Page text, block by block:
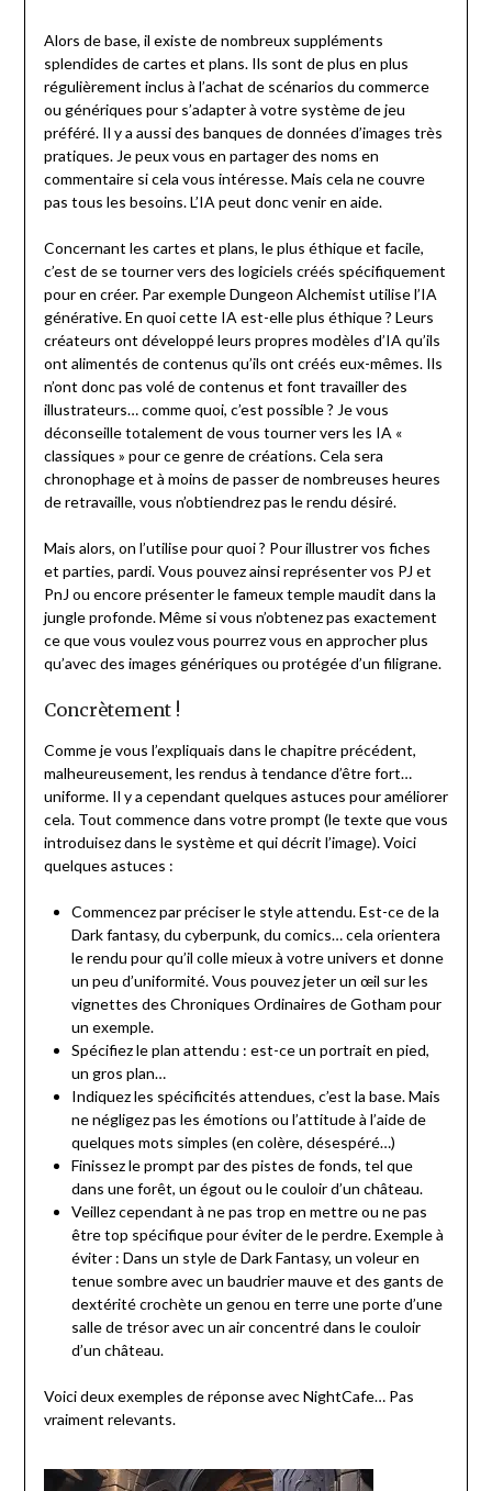
Alors de base, il existe de nombreux suppléments
splendides de cartes et plans. Ils sont de plus en plus
régulièrement inclus à l’achat de scénarios du commerce
ou génériques pour s’adapter à votre système de jeu
préféré. Il y a aussi des banques de données d’images très
pratiques. Je peux vous en partager des noms en
commentaire si cela vous intéresse. Mais cela ne couvre
pas tous les besoins. L’IA peut donc venir en aide.
Concernant les cartes et plans, le plus éthique et facile,
c’est de se tourner vers des logiciels créés spécifiquement
pour en créer. Par exemple Dungeon Alchemist utilise l’IA
générative. En quoi cette IA est-elle plus éthique ? Leurs
créateurs ont développé leurs propres modèles d’IA qu’ils
ont alimentés de contenus qu’ils ont créés eux-mêmes. Ils
n’ont donc pas volé de contenus et font travailler des
illustrateurs… comme quoi, c’est possible ? Je vous
déconseille totalement de vous tourner vers les IA «
classiques » pour ce genre de créations. Cela sera
chronophage et à moins de passer de nombreuses heures
de retravaille, vous n’obtiendrez pas le rendu désiré.
Mais alors, on l’utilise pour quoi ? Pour illustrer vos fiches
et parties, pardi. Vous pouvez ainsi représenter vos PJ et
PnJ ou encore présenter le fameux temple maudit dans la
jungle profonde. Même si vous n’obtenez pas exactement
ce que vous voulez vous pourrez vous en approcher plus
qu’avec des images génériques ou protégée d’un filigrane.
Concrètement !
Comme je vous l’expliquais dans le chapitre précédent,
malheureusement, les rendus à tendance d’être fort…
uniforme. Il y a cependant quelques astuces pour améliorer
cela. Tout commence dans votre prompt (le texte que vous
introduisez dans le système et qui décrit l’image). Voici
quelques astuces :
Commencez par préciser le style attendu. Est-ce de la
Dark fantasy, du cyberpunk, du comics… cela orientera
le rendu pour qu’il colle mieux à votre univers et donne
un peu d’uniformité. Vous pouvez jeter un œil sur les
vignettes des Chroniques Ordinaires de Gotham pour
un exemple.
Spécifiez le plan attendu : est-ce un portrait en pied,
un gros plan…
Indiquez les spécificités attendues, c’est la base. Mais
ne négligez pas les émotions ou l’attitude à l’aide de
quelques mots simples (en colère, désespéré…)
Finissez le prompt par des pistes de fonds, tel que
dans une forêt, un égout ou le couloir d’un château.
Veillez cependant à ne pas trop en mettre ou ne pas
être top spécifique pour éviter de le perdre. Exemple à
éviter : Dans un style de Dark Fantasy, un voleur en
tenue sombre avec un baudrier mauve et des gants de
dextérité crochète un genou en terre une porte d’une
salle de trésor avec un air concentré dans le couloir
d’un château.
Voici deux exemples de réponse avec NightCafe… Pas
vraiment relevants.